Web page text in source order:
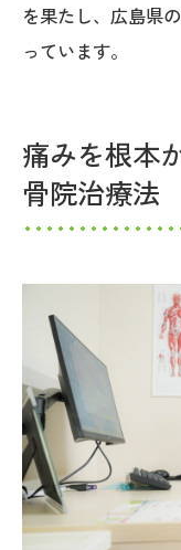
を果たし、広島県
っています。
痛みを根本
骨院治療法